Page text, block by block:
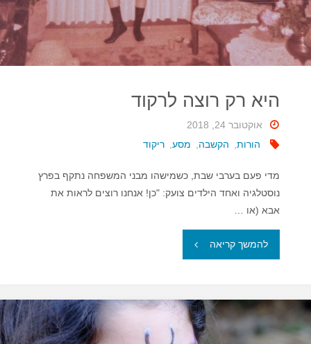
היא רק רוצה לרקוד
אוקטובר 24, 2018
הורות, הקשבה, מסע, ריקוד
מדי פעם בערבי שבת, כשמישהו מבני המשפחה נתקף בפרץ
נוסטלגיה ואחד הילדים צועק: "כן! אנחנו רוצים לראות את
אבא (או …
להמשך קריאה "היא
רוצה
לרקוד"